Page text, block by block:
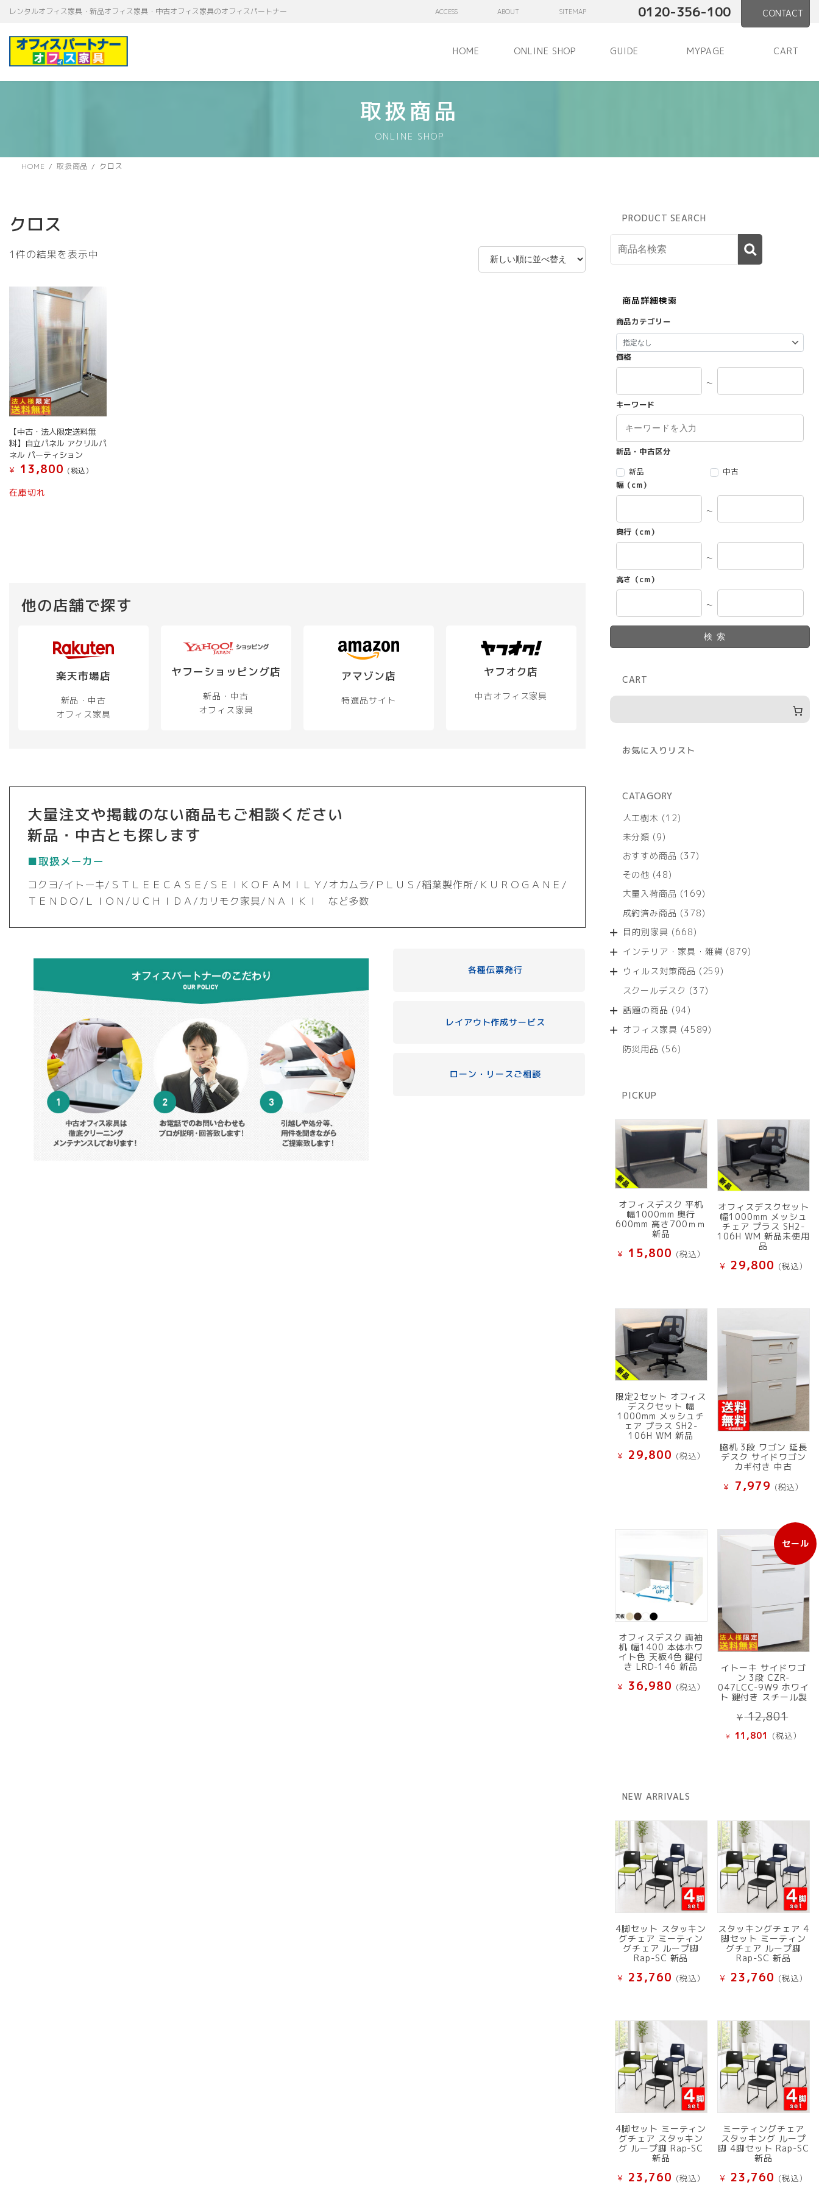
テ
ゲ
レンタルオフィス家具・新品オフィス家具・中古オフィス家具のオフィスパートナー ACCESS ABOUT SITEMAP 0120-356-100 CONTACT
HOME ONLINE SHOP GUIDE MYPAGE CART
取扱商品
ONLINE SHOP
HOME 取扱商品 クロス
クロス
1件の結果を表示中
【中古・法人限定送料無
料】自立パネル アクリルパ
ネル パーティション
¥
13,800 (税込）
在庫切れ
他の店舗で探す
楽天市場店
新品・中古
オフィス家具
ヤフーショッピング店
新品・中古
オフィス家具
アマゾン店
特選品サイト
ヤフオク店
中古オフィス家具
大量注文や掲載のない商品もご相談ください
新品・中古とも探します
■取扱メーカー
コクヨ/イトーキ/ＳＴＬＥＥＣＡＳＥ/ＳＥＩＫＯＦＡＭＩＬＹ/オカムラ/ＰＬＵＳ/稲葉製作所/ＫＵＲＯＧＡＮＥ/
ＴＥＮＤＯ/ＬＩＯＮ/ＵＣＨＩＤＡ/カリモク家具/ＮＡＩＫＩ など多数
各種伝票発行
レイアウト作成サービス
ローン・リースご相談
PRODUCT SEARCH
商品詳細検索
商品カテゴリー
価格
～
キーワード
新品・中古区分
新品
中古
幅（cm）
～
奥行（cm）
～
高さ（cm）
～
検索
CART
お気に入りリスト
CATAGORY
人工樹木
1212
商
未分類 99
の
商
おすすめ商品 3737
商
その他 4848
の
商
大量入荷商品 169169
の
成約済み商品 378378
商
目的別家具 668668
の
商
インテリア・家具・雑貨 879879
ウィルス対策商品 259259
スクールデスク 3737
商
話題の商品 9494
の
オフィス家具 45894589
防災用品 5656
PICKUP
オフィスデスク 平机
幅1000mm 奥行
600mm 高さ700ｍｍ
新品
¥ 15,800 (税込）
オフィスデスクセット
幅1000mm メッシュ
チェア プラス SH2-
106H WM 新品未使用
品
¥ 29,800 (税込）
限定2セット オフィス
デスクセット 幅
1000mm メッシュチ
ェア プラス SH2-
106H WM 新品
¥ 29,800 (税込）
脇机 3段 ワゴン 延長
デスク サイドワゴン
カギ付き 中古
¥ 7,979 (税込）
オフィスデスク 両袖
机 幅1400 本体ホワ
イト色 天板4色 鍵付
き LRD-146 新品
¥ 36,980 (税込）
セール
販
売
中
品
イトーキ サイドワゴ
ン 3段 CZR-
047LCC-9W9 ホワイ
ト 鍵付き スチール製
¥12,801
の
価
¥ 11,801 現
で
す。
(税込）
NEW ARRIVALS
4脚セット スタッキン
グチェア ミーティン
グチェア ループ脚
Rap-SC 新品
¥ 23,760 (税込）
スタッキングチェア 4
脚セット ミーティン
グチェア ループ脚
Rap-SC 新品
¥ 23,760 (税込）
4脚セット ミーティン
グチェア スタッキン
グ ループ脚 Rap-SC
新品
¥ 23,760 (税込）
ミーティングチェア
スタッキング ループ
脚 4脚セット Rap-SC
新品
¥ 23,760 (税込）